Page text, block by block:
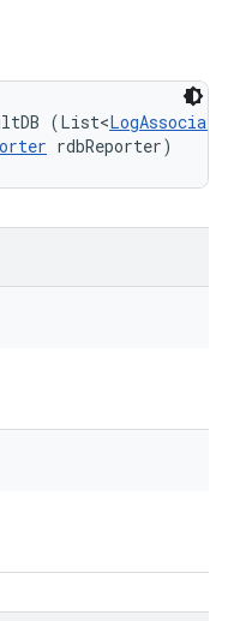
(List<
rdbReporter)